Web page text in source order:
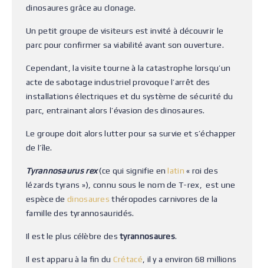
dinosaures grâce au clonage.
Un petit groupe de visiteurs est invité à découvrir le
parc pour confirmer sa viabilité avant son ouverture.
Cependant, la visite tourne à la catastrophe lorsqu’un
acte de sabotage industriel provoque l’arrêt des
installations électriques et du système de sécurité du
parc, entrainant alors l’évasion des dinosaures.
Le groupe doit alors lutter pour sa survie et s’échapper
de l’île.
Tyrannosaurus rex(ce qui signifie enlatin « roi des
lézards tyrans »), connu sous le nom de T-rex, est une
espèce de dinosaures théropodes carnivores de la
famille des tyrannosauridés.
Il est le plus célèbre destyrannosaures.
Il est apparu à la fin du Crétacé , il y a environ 68 millions